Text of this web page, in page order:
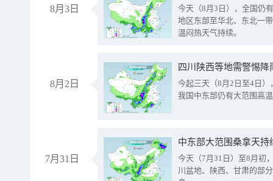
8月3日
今天（8月3日），全国仍
地区东部至华北、东北一
温闷热天气持续。
8月2日
今起三天（8月2日至4日
我国中东部仍有大范围高
7月31日
中东部大范围桑拿天
今天（7月31日）至8月初
川盆地、陕西、甘肃的部